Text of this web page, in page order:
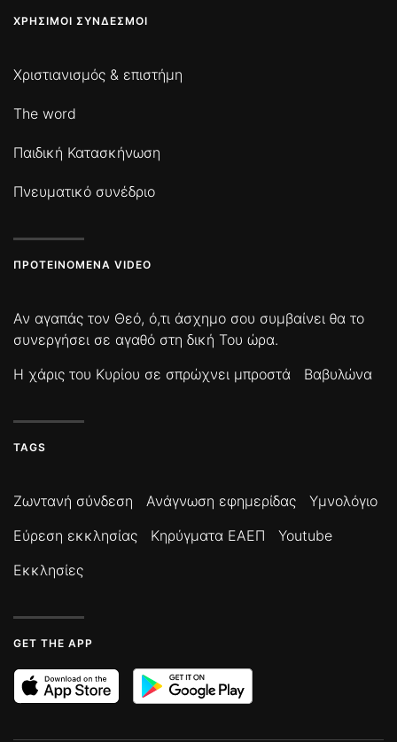
ΧΡΉΣΙΜΟΙ ΣΎΝΔΕΣΜΟΙ
Χριστιανισμός & επιστήμη
The word
Παιδική Κατασκήνωση
Πνευματικό συνέδριο
ΠΡΟΤΕΙΝΌΜΕΝΑ VIDEO
Αν αγαπάς τον Θεό, ό,τι άσχημο σου συμβαίνει θα το
συνεργήσει σε αγαθό στη δική Του ώρα.
Η χάρις του Κυρίου σε σπρώχνει μπροστά
Βαβυλώνα
TAGS
Ζωντανή σύνδεση Ανάγνωση εφημερίδας
Υμνολόγιο
Εύρεση εκκλησίας
Κηρύγματα ΕΑΕΠ
Youtube
Εκκλησίες
GET THE APP